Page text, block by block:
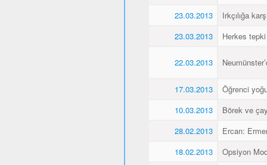
23.03.2013
Irkçılığa
23.03.2013
Herkes
22.03.2013
17.03.2013
Öğrenci
10.03.2013
Börek ve
28.02.2013
Ercan:
18.02.2013
Opsiyon